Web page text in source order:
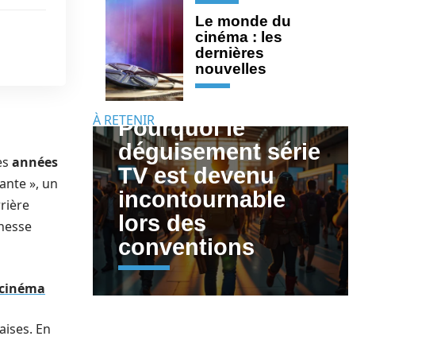
années
», un
En
Le monde du
cinéma : les
dernières
nouvelles
À RETENIR
Pourquoi le
déguisement série
TV est devenu
incontournable
lors des
conventions